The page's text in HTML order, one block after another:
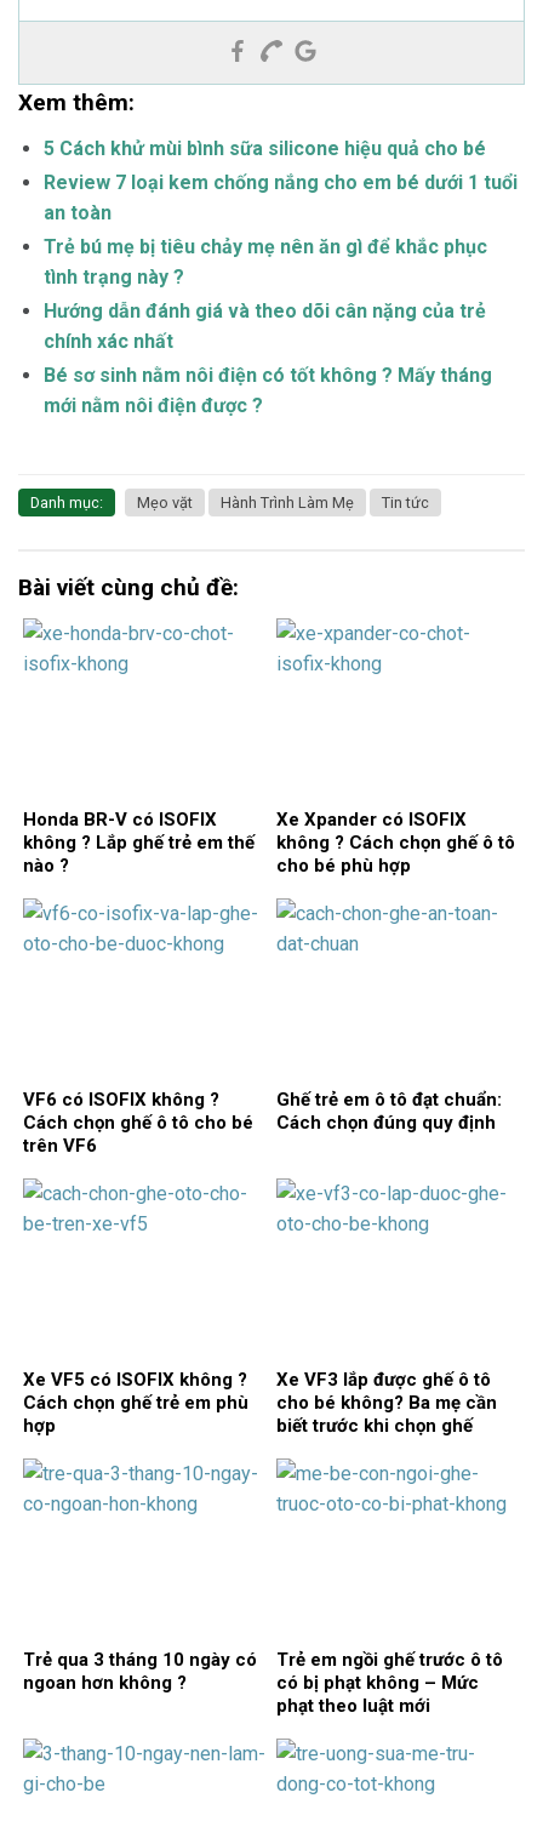
Xem thêm:
5 Cách khử mùi bình sữa silicone hiệu quả cho bé
Review 7 loại kem chống nắng cho em bé dưới 1 tuổi
an toàn
Trẻ bú mẹ bị tiêu chảy mẹ nên ăn gì để khắc phục
tình trạng này ?
Hướng dẫn đánh giá và theo dõi cân nặng của trẻ
chính xác nhất
Bé sơ sinh nằm nôi điện có tốt không ? Mấy tháng
mới nằm nôi điện được ?
Danh mục: Mẹo vặt Hành Trình Làm Mẹ Tin tức
Bài viết cùng chủ đề:
Honda BR-V có ISOFIX
không ? Lắp ghế trẻ em thế
nào ?
Xe Xpander có ISOFIX
không ? Cách chọn ghế ô tô
cho bé phù hợp
VF6 có ISOFIX không ?
Cách chọn ghế ô tô cho bé
trên VF6
Ghế trẻ em ô tô đạt chuẩn:
Cách chọn đúng quy định
Xe VF5 có ISOFIX không ?
Cách chọn ghế trẻ em phù
hợp
Xe VF3 lắp được ghế ô tô
cho bé không? Ba mẹ cần
biết trước khi chọn ghế
Trẻ qua 3 tháng 10 ngày có
ngoan hơn không ?
Trẻ em ngồi ghế trước ô tô
có bị phạt không – Mức
phạt theo luật mới